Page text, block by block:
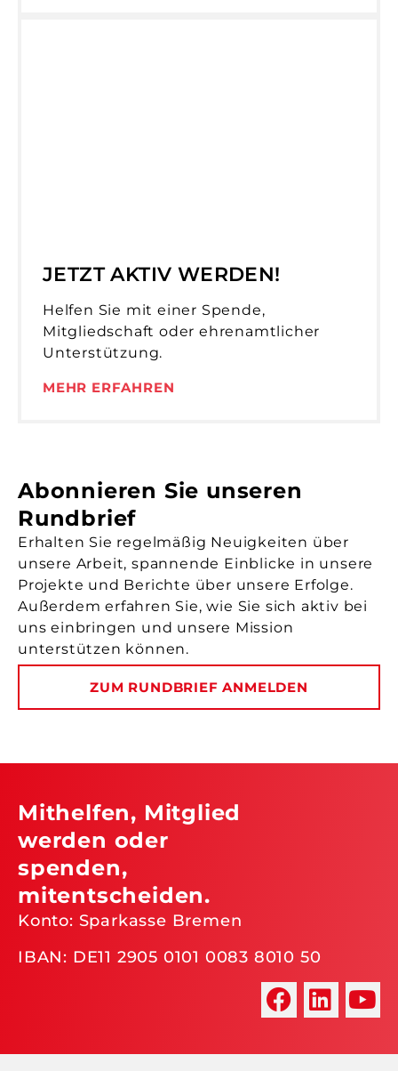
JETZT AKTIV WERDEN!
Helfen Sie mit einer Spende,
Mitgliedschaft oder ehrenamtlicher
Unterstützung.
MEHR ERFAHREN
Abonnieren Sie unseren
Rundbrief
Erhalten Sie regelmäßig Neuigkeiten über
unsere Arbeit, spannende Einblicke in unsere
Projekte und Berichte über unsere Erfolge.
Außerdem erfahren Sie, wie Sie sich aktiv bei
uns einbringen und unsere Mission
unterstützen können.
ZUM RUNDBRIEF ANMELDEN
Mithelfen, Mitglied
werden oder
spenden,
mitentscheiden.
Konto: Sparkasse Bremen
IBAN: DE11 2905 0101 0083 8010 50